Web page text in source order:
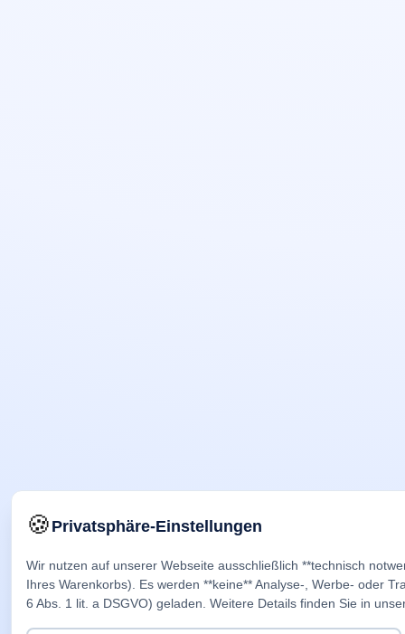
🍪Privatsphäre-Einstellungen
Wir nutzen auf unserer Webseite ausschließlich **technisch
Ihres Warenkorbs). Es werden **keine** Analyse-, Werbe- oder
6 Abs. 1 lit. a DSGVO) geladen. Weitere Details finden Sie in